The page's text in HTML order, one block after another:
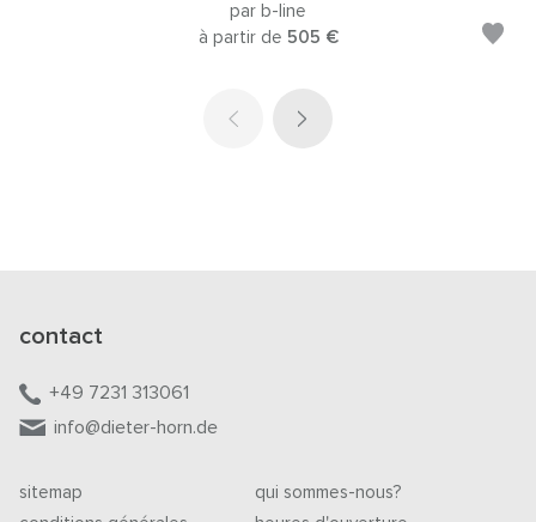
par b-line
à partir de 505 €
contact
+49 7231 313061
info@dieter-horn.de
sitemap
qui sommes-nous?